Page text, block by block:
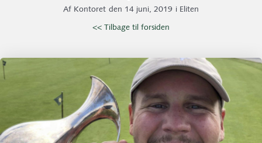
Af Kontoret den 14 juni, 2019 i Eliten
<< Tilbage til forsiden